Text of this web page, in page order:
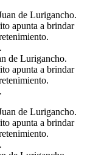
de Lurigancho.
apunta a brindar